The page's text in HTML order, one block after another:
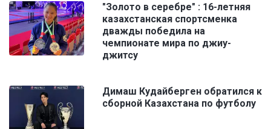
"Золото в серебре" : 16-летняя
казахстанская спортсменка
дважды победила на
чемпионате мира по джиу-
джитсу
Димаш Кудайберген обратился к
сборной Казахстана по футболу